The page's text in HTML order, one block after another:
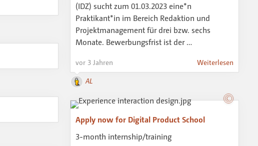
(IDZ) sucht zum 01.03.2023 eine*n
Praktikant*in im Bereich Redaktion und
Projektmanagement für drei bzw. sechs
Monate. Bewerbungsfrist ist der …
vor 3 Jahren Weiterlesen
AL
Apply now for Digital Product School
3-month internship/training